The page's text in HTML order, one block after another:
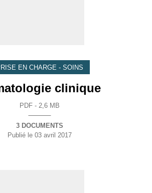
EN CHARGE - SOINS
clinique
PDF - 2,6 MB
3 DOCUMENTS
Publié le 03 avril 2017